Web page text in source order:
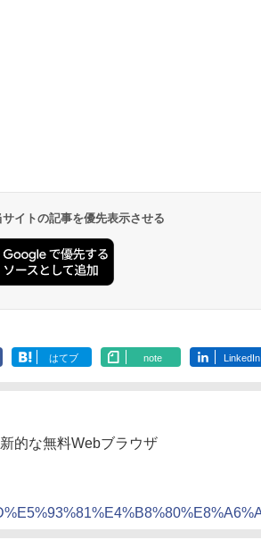
イトの記事を優先表示させる
はてブ note LinkedIn
的な無料Webブラウザ